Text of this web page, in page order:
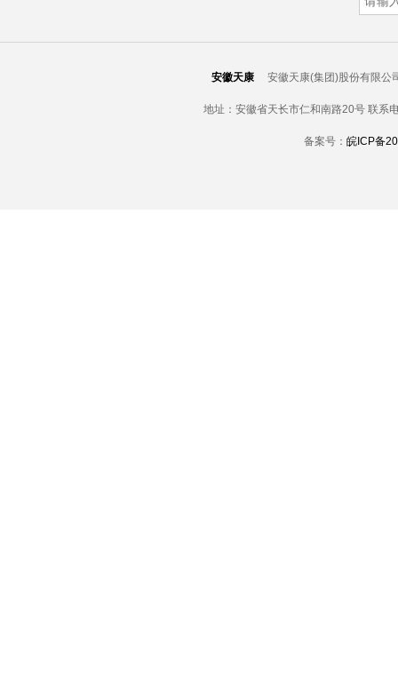
安徽天康安徽天康(集团)股份有限公
地址：安徽省天长市仁和南路20号 联系
备案号： 皖ICP备